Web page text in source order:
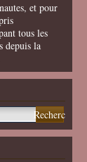
et pour
tous les
depuis la